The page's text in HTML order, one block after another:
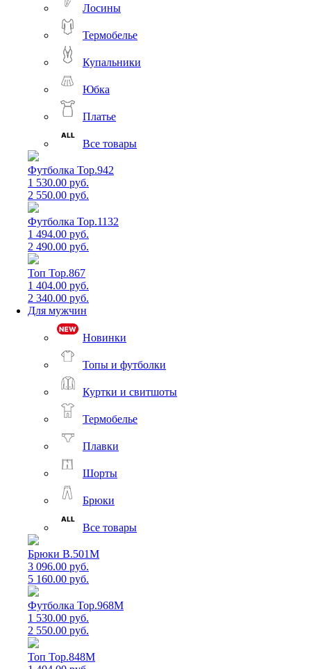
Лосины
Термобелье
Купальники
Юбка
Платье
Все товары
Футболка Top.942
1 530.00 руб.
2 550.00 руб.
Футболка Top.1132
1 494.00 руб.
2 490.00 руб.
Топ Top.867
1 404.00 руб.
2 340.00 руб.
Для мужчин
Новинки
Топы и футболки
Куртки и свитшоты
Термобелье
Плавки
Шорты
Брюки
Все товары
Брюки B.501M
3 096.00 руб.
5 160.00 руб.
Футболка Top.968M
1 530.00 руб.
2 550.00 руб.
Топ Top.848M